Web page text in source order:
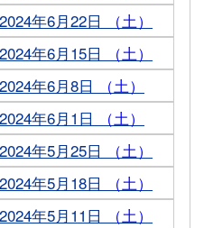
2024年6月22日
（土）
2024年6月15日
（土）
2024年6月8日
（土）
2024年6月1日
（土）
2024年5月25日
（土）
2024年5月18日
（土）
2024年5月11日
（土）